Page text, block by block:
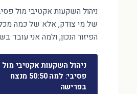
ניהול השקעות אקטיבי מול
של מי צודק, אלא של כמה מכל
הפיזור הנכון, ולמה אני עובד בשילוב
ניהול השקעות אקטיבי מול
פסיבי: למה 50:50 מנצח
בפרישה